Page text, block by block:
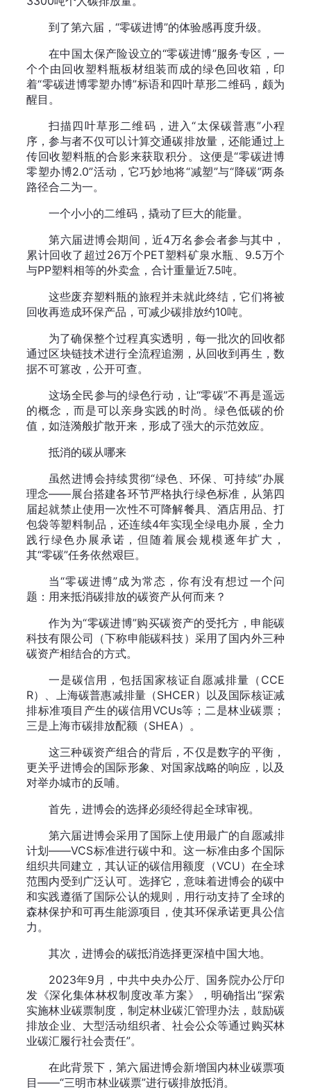
到了第六届，“零碳进博”的体验感再度升级。
在中国太保产险设立的“零碳进博”服务专区，一
个个由回收塑料瓶板材组装而成的绿色回收箱，印
着“零碳进博零塑办博”标语和四叶草形二维码，颇为
醒目。
扫描四叶草形二维码，进入“太保碳普惠”小程
序，参与者不仅可以计算交通碳排放量，还能通过上
传回收塑料瓶的合影来获取积分。这便是“零碳进博
零塑办博2.0”活动，它巧妙地将“减塑”与“降碳”两条
路径合二为一。
一个小小的二维码，撬动了巨大的能量。
第六届进博会期间，近4万名参会者参与其中，
累计回收了超过26万个PET塑料矿泉水瓶、9.5万个
与PP塑料相等的外卖盒，合计重量近7.5吨。
这些废弃塑料瓶的旅程并未就此终结，它们将被
回收再造成环保产品，可减少碳排放约10吨。
为了确保整个过程真实透明，每一批次的回收都
通过区块链技术进行全流程追溯，从回收到再生，数
据不可篡改，公开可查。
这场全民参与的绿色行动，让“零碳”不再是遥远
的概念，而是可以亲身实践的时尚。绿色低碳的价
值，如涟漪般扩散开来，形成了强大的示范效应。
抵消的碳从哪来
虽然进博会持续贯彻“绿色、环保、可持续”办展
理念——展台搭建各环节严格执行绿色标准，从第四
届起就禁止使用一次性不可降解餐具、酒店用品、打
包袋等塑料制品，还连续4年实现全绿电办展，全力
践行绿色办展承诺，但随着展会规模逐年扩大，
其“零碳”任务依然艰巨。
当“零碳进博”成为常态，你有没有想过一个问
题：用来抵消碳排放的碳资产从何而来？
作为为“零碳进博”购买碳资产的受托方，申能碳
科技有限公司（下称申能碳科技）采用了国内外三种
碳资产相结合的方式。
一是碳信用，包括国家核证自愿减排量（CCE
R）、上海碳普惠减排量（SHCER）以及国际核证减
排标准项目产生的碳信用VCUs等；二是林业碳票；
三是上海市碳排放配额（SHEA）。
这三种碳资产组合的背后，不仅是数字的平衡，
更关乎进博会的国际形象、对国家战略的响应，以及
对举办城市的反哺。
首先，进博会的选择必须经得起全球审视。
第六届进博会采用了国际上使用最广的自愿减排
计划——VCS标准进行碳中和。这一标准由多个国际
组织共同建立，其认证的碳信用额度（VCU）在全球
范围内受到广泛认可。选择它，意味着进博会的碳中
和实践遵循了国际公认的规则，用行动支持了全球的
森林保护和可再生能源项目，使其环保承诺更具公信
力。
其次，进博会的碳抵消选择更深植中国大地。
2023年9月，中共中央办公厅、国务院办公厅印
发《深化集体林权制度改革方案》，明确指出“探索
实施林业碳票制度，制定林业碳汇管理办法，鼓励碳
排放企业、大型活动组织者、社会公众等通过购买林
业碳汇履行社会责任”。
在此背景下，第六届进博会新增国内林业碳票项
目——“三明市林业碳票”进行碳排放抵消。